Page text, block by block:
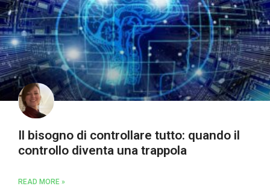
Il bisogno di controllare tutto: quando il
controllo diventa una trappola
READ MORE »